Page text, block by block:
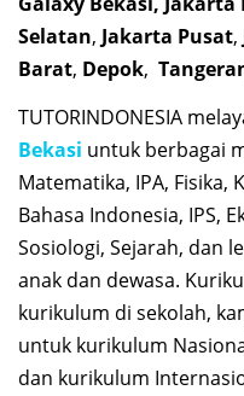
Selatan, Jakarta Pusat,
Barat, Depok,
TUTORINDONESIA
Bekasi untuk berbagai
Matematika, IPA, Fisika,
Bahasa Indonesia, IPS,
Sosiologi, Sejarah, dan
anak dan dewasa.
kurikulum di sekolah,
untuk kurikulum
dan kurikulum